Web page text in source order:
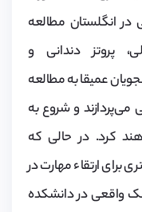
انگلستان مطالعه
پروتز دندانی و
عمیقا به مطالعه
و شروع به
کرد. در حالی که
ارتقاء مهارت در
واقعی در دانشکده